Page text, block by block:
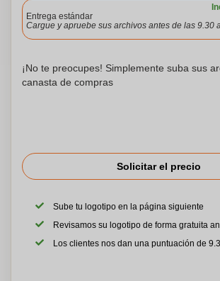
Entrega estándar
Cargue y apruebe sus archivos antes de las 9.30
¡No te preocupes! Simplemente suba sus
canasta de compras
Solicitar el precio
Sube tu logotipo en la página siguiente
Revisamos su logotipo de forma gratuita
Los clientes nos dan una puntuación de 9.3